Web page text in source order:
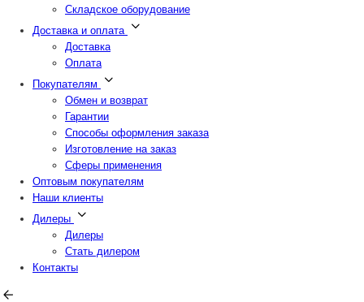
Складское оборудование
Доставка и оплата
Доставка
Оплата
Покупателям
Обмен и возврат
Гарантии
Способы оформления заказа
Изготовление на заказ
Сферы применения
Оптовым покупателям
Наши клиенты
Дилеры
Дилеры
Стать дилером
Контакты